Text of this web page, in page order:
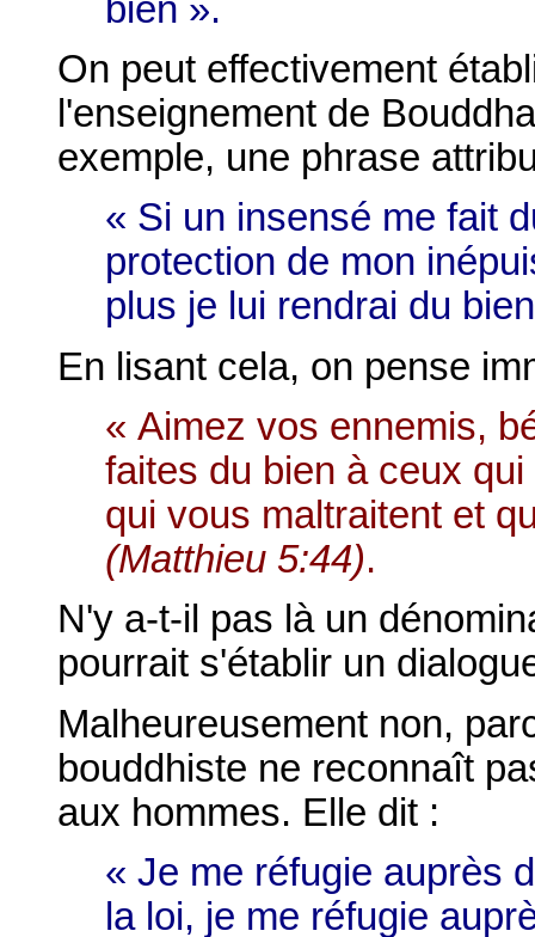
bien ».
On peut effectivement
l'enseignement de
exemple, une phrase
« Si un insensé me fait
protection de mon
plus je lui rendrai du
En lisant cela, on pense
« Aimez vos ennemis,
faites du bien à ceux
qui vous maltraitent et
(Matthieu 5:44).
N'y a-t-il pas là un
pourrait s'établir un
Malheureusement non,
bouddhiste ne reconnaît
aux hommes. Elle dit :
« Je me réfugie auprès
la loi, je me réfugie